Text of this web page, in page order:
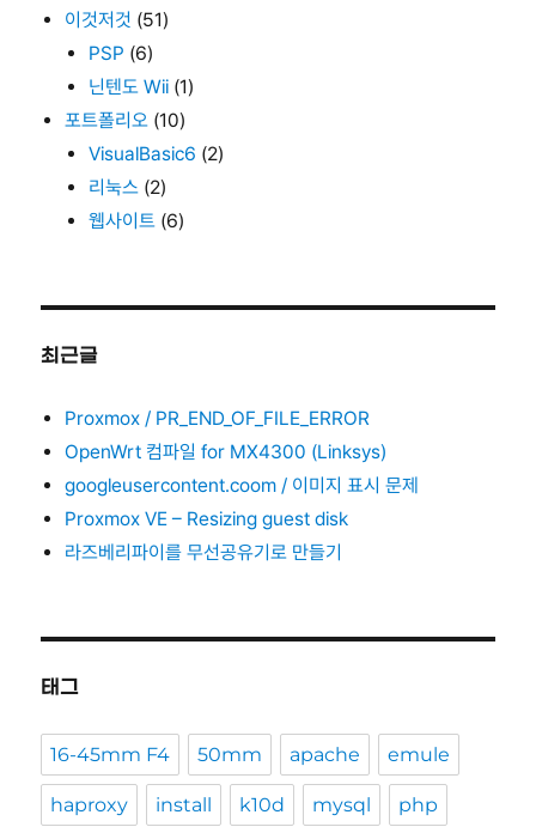
이것저것 (51)
PSP (6)
닌텐도 Wii (1)
포트폴리오 (10)
VisualBasic6 (2)
리눅스 (2)
웹사이트 (6)
최근글
Proxmox / PR_END_OF_FILE_ERROR
OpenWrt 컴파일 for MX4300 (Linksys)
googleusercontent.coom / 이미지 표시 문제
Proxmox VE – Resizing guest disk
라즈베리파이를 무선공유기로 만들기
태그
16-45mm F4 50mm apache emule
haproxy install k10d mysql php